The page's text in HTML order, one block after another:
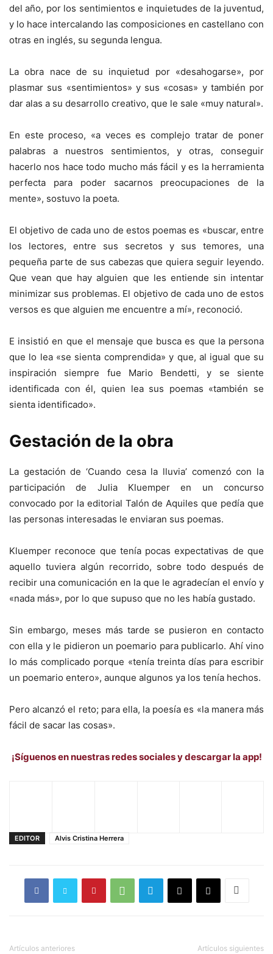
del año, por los sentimientos e inquietudes de la juventud,
y lo hace intercalando las composiciones en castellano con
otras en inglés, su segunda lengua.
La obra nace de su inquietud por «desahogarse», por
plasmar sus «sentimientos» y sus «cosas» y también por
dar alas a su desarrollo creativo, que le sale «muy natural».
En este proceso, «a veces es complejo tratar de poner
palabras a nuestros sentimientos, y otras, conseguir
hacerlo nos hace todo mucho más fácil y es la herramienta
perfecta para poder sacarnos preocupaciones de la
mente», sostuvo la poeta.
El objetivo de cada uno de estos poemas es «buscar, entre
los lectores, entre sus secretos y sus temores, una
pequeña parte de sus cabezas que quiera seguir leyendo.
Que vean que hay alguien que les entiende sin intentar
minimizar sus problemas. El objetivo de cada uno de estos
versos es que alguien me encuentre a mí», reconoció.
E insistió en que el mensaje que busca es que la persona
que lo lea «se sienta comprendida» y que, al igual que su
inspiración siempre fue Mario Bendetti, y se siente
identificada con él, quien lea sus poemas «también se
sienta identificado».
Gestación de la obra
La gestación de ‘Cuando cesa la lluvia’ comenzó con la
participación de Julia Kluemper en un concurso
convocado por la editorial Talón de Aquiles que pedía que
las personas interesadas le enviaran sus poemas.
Kluemper reconoce que tenía pocas expectativas de que
aquello tuviera algún recorrido, sobre todo después de
recibir una comunicación en la que le agradecían el envío y
«nada más», por lo que supuso que no les había gustado.
Sin embargo, meses más tarde se pusieron en contacto
con ella y le pidieron un poemario para publicarlo. Ahí vino
lo más complicado porque «tenía treinta días para escribir
un poemario entero», aunque algunos ya los tenía hechos.
Pero alcanzó el reto; para ella, la poesía es «la manera más
fácil de sacar las cosas».
¡Síguenos en nuestras redes sociales y descargar la app!
EDITOR Alvis Cristina Herrera
Artículos anteriores Artículos siguientes